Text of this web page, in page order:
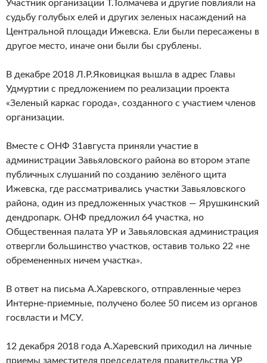
Участник организации Т.Толмачева и другие повлияли на
судьбу голубых елей и других зеленых насаждений на
Центральной площади Ижевска. Ели были пересажены в
другое место, иначе они были бы срублены.
В декабре 2018 Л.Р.Яковицкая вышла в адрес Главы
Удмуртии с предложением по реализации проекта
«Зеленый каркас города», созданного с участием членов
организации.
Вместе с ОНФ 31августа приняли участие в
администрации Завьяловского района во втором этапе
публичных слушаний по созданию зелёного щита
Ижевска, где рассматривались участки Завьяловского
района, один из предложенных участков — Ярушкинский
дендропарк. ОНФ предложил 64 участка, но
Общественная палата УР и Завьяловская администрация
отвергли большинство участков, оставив только 22 «не
обремененных ничем участка».
В ответ на письма А.Харевского, отправленные через
Интерне-приемные, получено более 50 писем из органов
госвласти и МСУ.
12 декабря 2018 года А.Харевский приходил на личные
приемы заместителя председателя правительства УР